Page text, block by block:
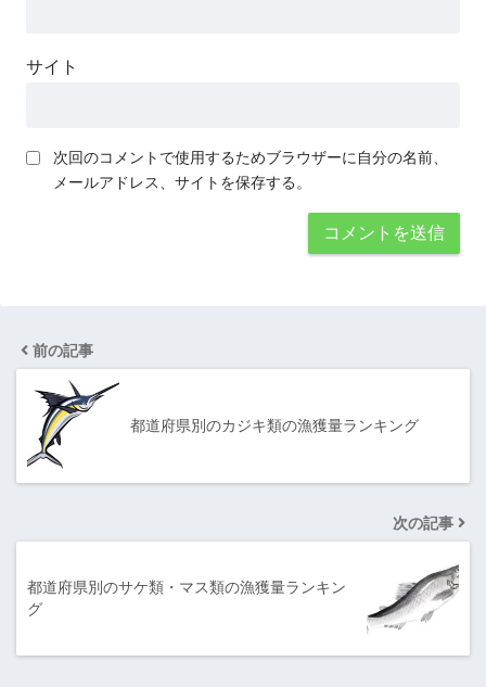
サイト
次回のコメントで使用するためブラウザーに自分の名前、
メールアドレス、サイトを保存する。
前の記事
都道府県別のカジキ類の漁獲量ランキング
次の記事
都道府県別のサケ類・マス類の漁獲量ランキン
グ